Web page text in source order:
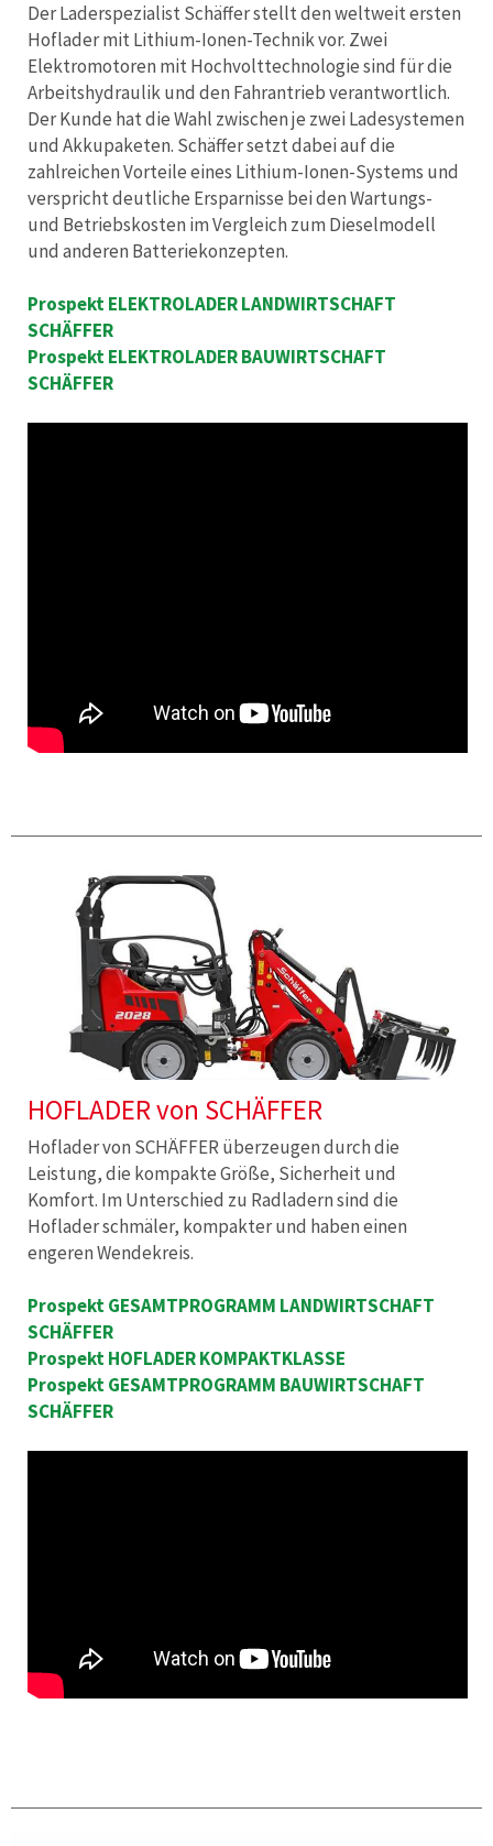
Der Laderspezialist Schäffer stellt den weltweit ersten
Hoflader mit Lithium-Ionen-Technik vor. Zwei
Elektromotoren mit Hochvolttechnologie sind für die
Arbeitshydraulik und den Fahrantrieb verantwortlich.
Der Kunde hat die Wahl zwischen je zwei Ladesystemen
und Akkupaketen. Schäffer setzt dabei auf die
zahlreichen Vorteile eines Lithium-Ionen-Systems und
verspricht deutliche Ersparnisse bei den Wartungs-
und Betriebskosten im Vergleich zum Dieselmodell
und anderen Batteriekonzepten.
Prospekt ELEKTROLADER LANDWIRTSCHAFT
SCHÄFFER
Prospekt ELEKTROLADER BAUWIRTSCHAFT
SCHÄFFER
HOFLADER von SCHÄFFER
Hoflader von SCHÄFFER überzeugen durch die
Leistung, die kompakte Größe, Sicherheit und
Komfort. Im Unterschied zu Radladern sind die
Hoflader schmäler, kompakter und haben einen
engeren Wendekreis.
Prospekt GESAMTPROGRAMM LANDWIRTSCHAFT
SCHÄFFER
Prospekt HOFLADER KOMPAKTKLASSE
Prospekt GESAMTPROGRAMM BAUWIRTSCHAFT
SCHÄFFER